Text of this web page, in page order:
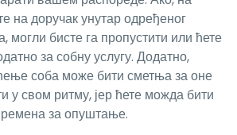
на доручак унутар одређеног
могли бисте га пропустити или ћете
за собну услугу. Додатно,
соба може бити сметња за оне
у свом ритму, јер ћете можда бити
за опуштање.